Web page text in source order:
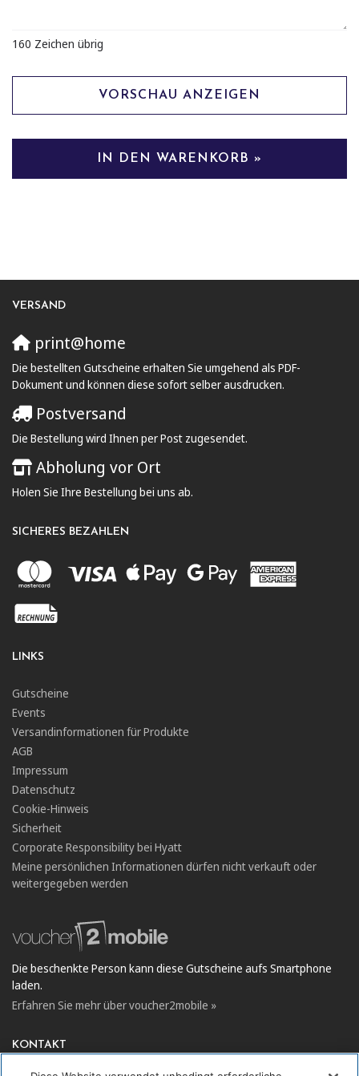
160 Zeichen übrig
VORSCHAU ANZEIGEN
IN DEN WARENKORB »
VERSAND
print@home
Die bestellten Gutscheine erhalten Sie umgehend als PDF-
Dokument und können diese sofort selber ausdrucken.
Postversand
Die Bestellung wird Ihnen per Post zugesendet.
Abholung vor Ort
Holen Sie Ihre Bestellung bei uns ab.
SICHERES BEZAHLEN
LINKS
Gutscheine
Events
Versandinformationen für Produkte
AGB
Impressum
Datenschutz
Cookie-Hinweis
Sicherheit
Corporate Responsibility bei Hyatt
Meine persönlichen Informationen dürfen nicht verkauft oder
weitergegeben werden
Die beschenkte Person kann diese Gutscheine aufs Smartphone
laden.
Erfahren Sie mehr über voucher2mobile »
KONTAKT